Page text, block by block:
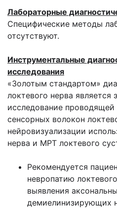
Лабораторные
Специфические методы
отсутствуют.
Инструментальные
исследования
«Золотым стандартом»
локтевого нерва является
исследование
сенсорных волокон
нейровизуализации
нерва и МРТ локтевого
Рекомендуется
невропатию
выявления
демиелинизирующих